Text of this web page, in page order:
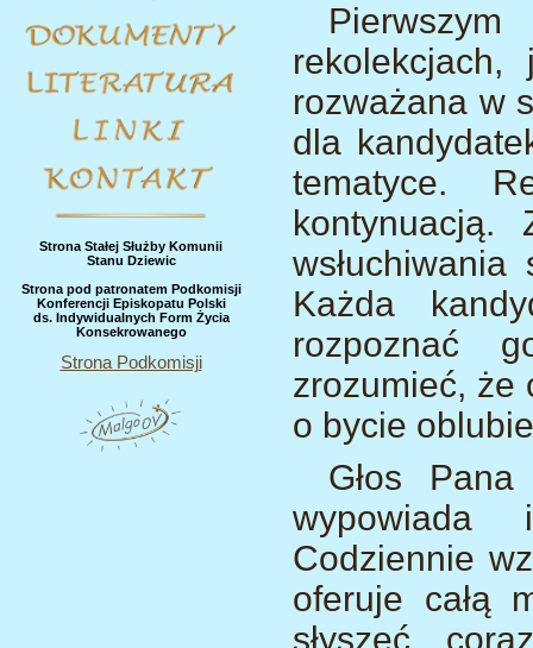
Strona Stałej Służby Komunii
Stanu Dziewic
Strona pod patronatem Podkomisji
Konferencji Episkopatu Polski
ds. Indywidualnych Form Życia
Konsekrowanego
Strona Podkomisji
rozważana w
dla
tematyce.
kontynuacją.
Każda
rozpoznać
zrozumieć, że
o bycie
Głos
wypowiada
Codziennie
oferuje całą
słyszeć